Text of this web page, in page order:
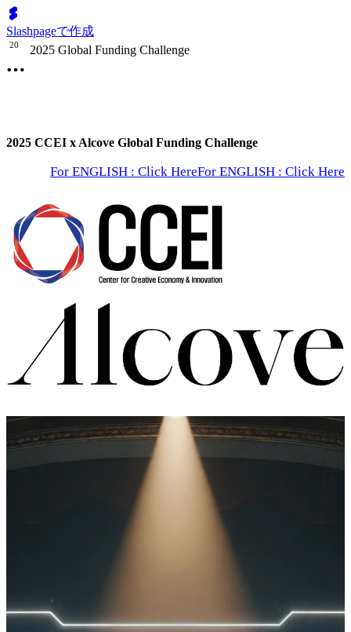
Slashpageで作成
20 2025 Global Funding Challenge
2025 CCEI x Alcove Global Funding Challenge
For ENGLISH : Click HereFor ENGLISH : Click Here